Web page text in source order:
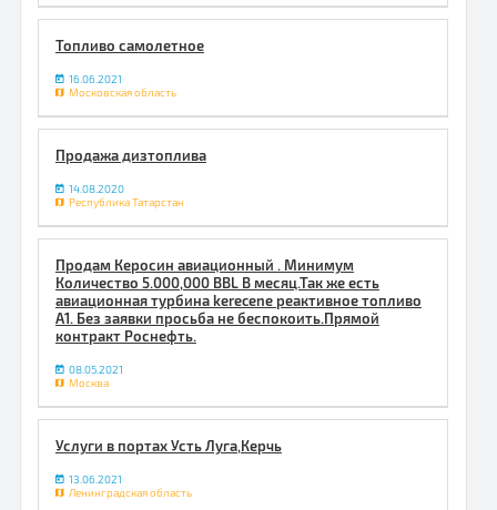
Топливо самолетное
16.06.2021
Московская область
Продажа дизтоплива
14.08.2020
Республика Татарстан
Продам Керосин авиационный . Минимум
Количество 5.000,000 BBL В месяц.Так же есть
авиационная турбина kerecene реактивное топливо
A1. Без заявки просьба не беспокоить.Прямой
контракт Роснефть.
08.05.2021
Москва
Услуги в портах Усть Луга,Керчь
13.06.2021
Ленинградская область